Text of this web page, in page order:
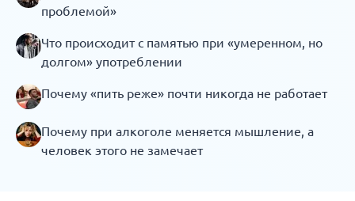
проблемой»
Что происходит с памятью при «умеренном, но
долгом» употреблении
Почему «пить реже» почти никогда не работает
Почему при алкоголе меняется мышление, а
человек этого не замечает